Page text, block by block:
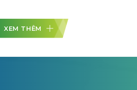
XEM THÊM